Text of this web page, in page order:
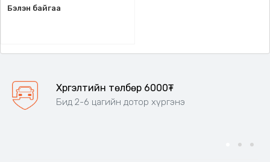
Бэлэн байгаа
Хүргэлтийн төлбөр 6000₮
Бид 2-6 цагийн дотор хүргэнэ